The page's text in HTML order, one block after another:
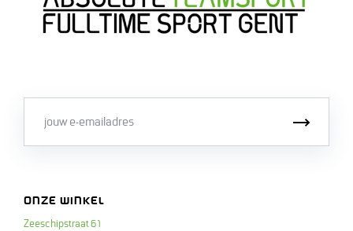
ONZE WINKEL
Zeeschipstraat 61